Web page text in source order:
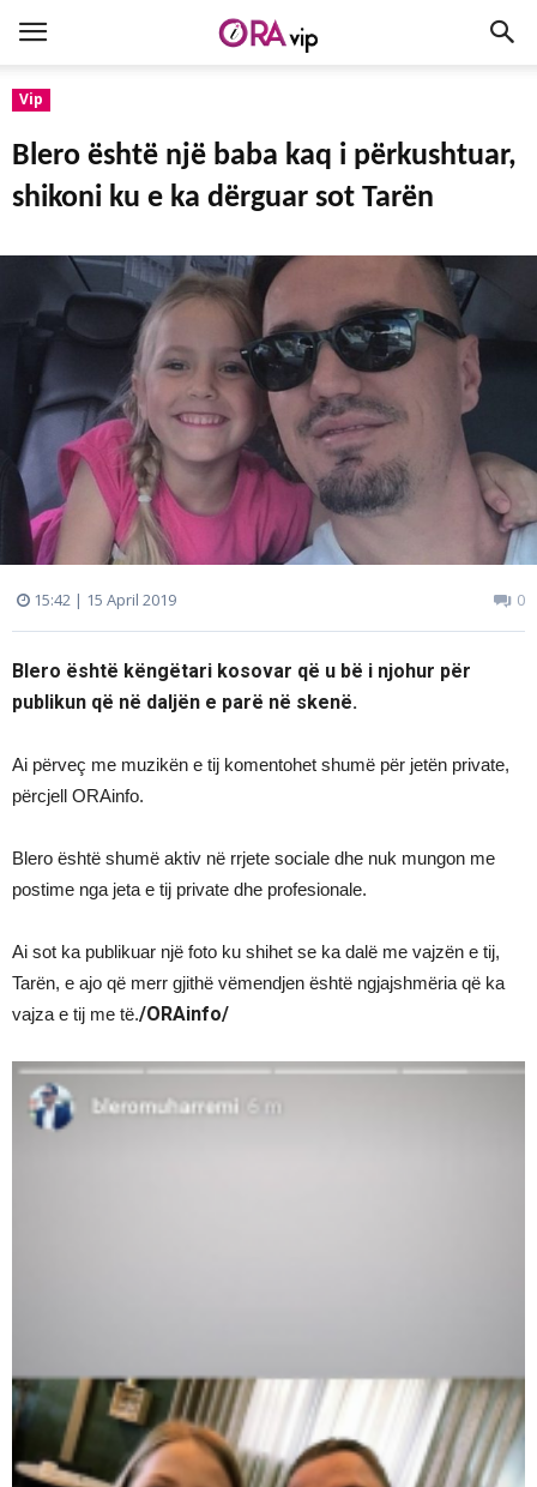
Vip
Blero është një baba kaq i përkushtuar,
shikoni ku e ka dërguar sot Tarën
15:42 | 15 April 2019 0
Blero është këngëtari kosovar që u bë i njohur për
publikun që në daljën e parë në skenë.
Ai përveç me muzikën e tij komentohet shumë për jetën private,
përcjell ORAinfo.
Blero është shumë aktiv në rrjete sociale dhe nuk mungon me
postime nga jeta e tij private dhe profesionale.
Ai sot ka publikuar një foto ku shihet se ka dalë me vajzën e tij,
Tarën, e ajo që merr gjithë vëmendjen është ngjajshmëria që ka
vajza e tij me të./ORAinfo/